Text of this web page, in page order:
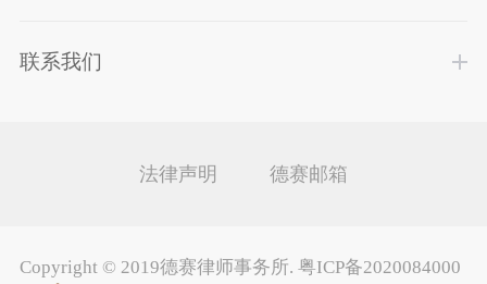
联系我们
法律声明 德赛邮箱
Copyright © 2019德赛律师事务所. 粤ICP备2020084000